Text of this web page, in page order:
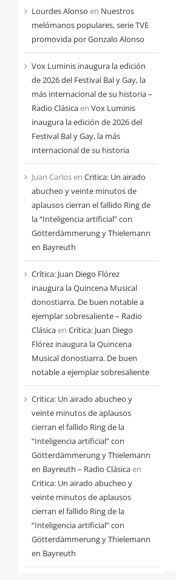
cada
mes
Lourdes Alonso en Nuestros
melómanos populares, serie TVE
promovida por Gonzalo Alonso
Vox Luminis inaugura la edición
de 2026 del Festival Bal y Gay, la
más internacional de su historia –
Radio Clásicaen Vox Luminis
inaugura la edición de 2026 del
Festival Bal y Gay, la más
internacional de su historia
Juan Carlosen Critica: Un airado
abucheo y veinte minutos de
aplausos cierran el fallido Ring de
la “Inteligencia artificial” con
Götterdämmerung y Thielemann
en Bayreuth
Crítica: Juan Diego Flórez
inaugura la Quincena Musical
donostiarra. De buen notable a
ejemplar sobresaliente – Radio
Clásicaen Crítica: Juan Diego
Flórez inaugura la Quincena
Musical donostiarra. De buen
notable a ejemplar sobresaliente
Critica: Un airado abucheo y
veinte minutos de aplausos
cierran el fallido Ring de la
“Inteligencia artificial” con
Götterdämmerung y Thielemann
en Bayreuth – Radio Clásicaen
Critica: Un airado abucheo y
veinte minutos de aplausos
cierran el fallido Ring de la
“Inteligencia artificial” con
Götterdämmerung y Thielemann
en Bayreuth